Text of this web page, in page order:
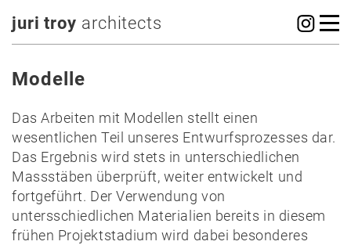
juri troy architects
Modelle
Das Arbeiten mit Modellen stellt einen
wesentlichen Teil unseres Entwurfsprozesses dar.
Das Ergebnis wird stets in unterschiedlichen
Massstäben überprüft, weiter entwickelt und
fortgeführt. Der Verwendung von
untersschiedlichen Materialien bereits in diesem
frühen Projektstadium wird dabei besonderes